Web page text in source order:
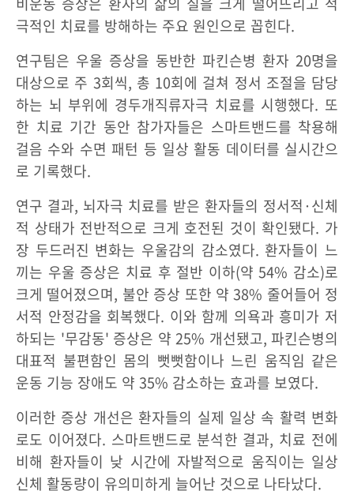
극적인 치료를 방해하는 주요 원인으로 꼽힌다.
연구팀은 우울 증상을 동반한 파킨슨병 환자 20명을
대상으로 주 3회씩, 총 10회에 걸쳐 정서 조절을 담당
하는 뇌 부위에 경두개직류자극 치료를 시행했다. 또
한 치료 기간 동안 참가자들은 스마트밴드를 착용해
걸음 수와 수면 패턴 등 일상 활동 데이터를 실시간으
로 기록했다.
연구 결과, 뇌자극 치료를 받은 환자들의 정서적·신체
적 상태가 전반적으로 크게 호전된 것이 확인됐다. 가
장 두드러진 변화는 우울감의 감소였다. 환자들이 느
끼는 우울 증상은 치료 후 절반 이하(약 54% 감소)로
크게 떨어졌으며, 불안 증상 또한 약 38% 줄어들어 정
서적 안정감을 회복했다. 이와 함께 의욕과 흥미가 저
하되는 '무감동' 증상은 약 25% 개선됐고, 파킨슨병의
대표적 불편함인 몸의 뻣뻣함이나 느린 움직임 같은
운동 기능 장애도 약 35% 감소하는 효과를 보였다.
이러한 증상 개선은 환자들의 실제 일상 속 활력 변화
로도 이어졌다. 스마트밴드로 분석한 결과, 치료 전에
비해 환자들이 낮 시간에 자발적으로 움직이는 일상
신체 활동량이 유의미하게 늘어난 것으로 나타났다.